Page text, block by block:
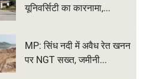
नई फ्लाइट्स की सौगात,
जबलपुर से कोलकाता की
यूनिवर्सिटी का कारनामा,...
MP: सिंध नदी में अवैध रेत खनन
पर NGT सख्त, जमीनी...